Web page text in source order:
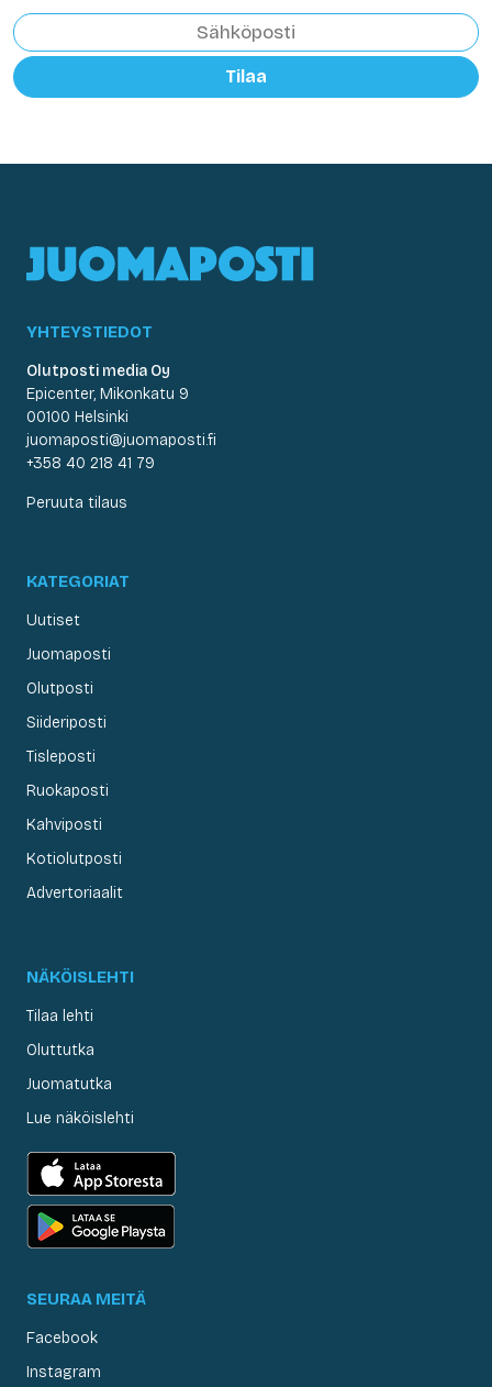
Tilaa
YHTEYSTIEDOT
Olutposti media Oy
Epicenter, Mikonkatu 9
00100 Helsinki
juomaposti@juomaposti.fi
+358 40 218 41 79
Peruuta tilaus
KATEGORIAT
Uutiset
Juomaposti
Olutposti
Siideriposti
Tisleposti
Ruokaposti
Kahviposti
Kotiolutposti
Advertoriaalit
NÄKÖISLEHTI
Tilaa lehti
Oluttutka
Juomatutka
Lue näköislehti
SEURAA MEITÄ
Facebook
Instagram